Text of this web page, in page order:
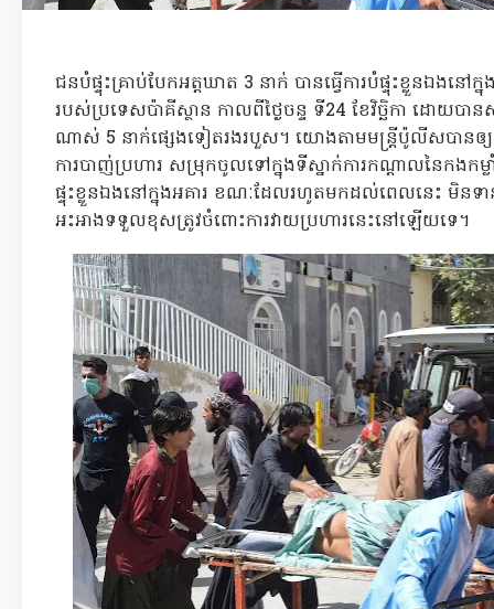
ជនបំផ្ទុះគ្រាប់បែកអត្តឃាត 3 នាក់ បានធ្វើការបំផ្ទុះខ្លួនឯងនៅ
របស់ប្រទេសប៉ាគីស្ថាន កាលពីថ្ងៃចន្ទ ទី24 ខែវិច្ឆិកា ដោយប
ណាស់ 5 នាក់ផ្សេងទៀតរងរបួស។ យោងតាមមន្ត្រីប៉ូលីសបានឲ្យ
ការបាញ់ប្រហារ សម្រុកចូលទៅក្នុងទីស្នាក់ការកណ្តាលនៃកងកម្
ផ្ទុះខ្លួនឯងនៅក្នុងអគារ ខណៈដែលរហូតមកដល់ពេលនេះ មិន
អះអាងទទួលខុសត្រូវចំពោះការវាយប្រហារនេះនៅឡើយទេ។